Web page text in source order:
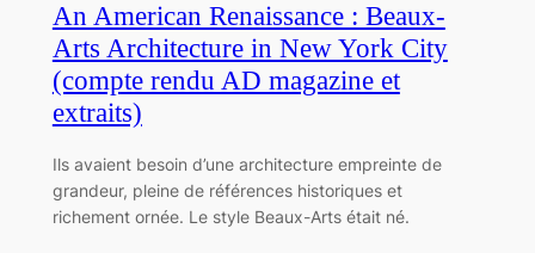
An American Renaissance : Beaux-
Arts Architecture in New York City
(compte rendu AD magazine et
extraits)
Ils avaient besoin d’une architecture empreinte de
grandeur, pleine de références historiques et
richement ornée. Le style Beaux-Arts était né.